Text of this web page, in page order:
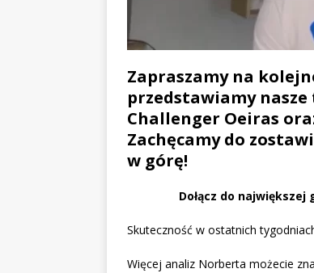
Zapraszamy na
przedstawiamy
Challenger Oeiras
Zachęcamy do
w górę!
Dołącz do
Skuteczność w ostatnich
Więcej analiz Norberta możecie